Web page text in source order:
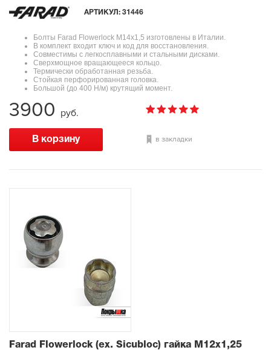
АРТИКУЛ: 31446
Болты Farad Flowerlock М14х1,5 изготовлены в Италии.
В комплект входит ключ и код для восстановления.
Совместимы с легкосплавными и стальными дисками.
Сверхмощное вращающееся кольцо.
Термически обработанная резьба.
Стойкая перфорированная головка.
Большой (до 400 Н/м) крутящий момент.
в закладки
3900 руб.
Farad Flowerlock (ex. Sicubloc) гайка M12x1,25